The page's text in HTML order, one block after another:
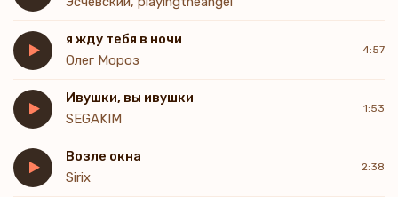
я жду тебя в ночи
Олег Мороз
4:57
Ивушки, вы ивушки
SEGAKIM
1:53
Возле окна
Sirix
2:38